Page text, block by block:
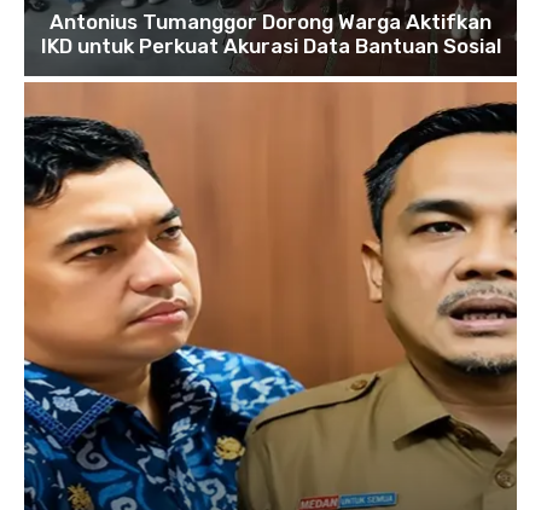
Antonius Tumanggor Dorong Warga Aktifkan
IKD untuk Perkuat Akurasi Data Bantuan Sosial